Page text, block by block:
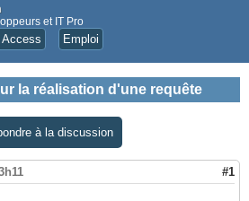
et IT Pro
Access Emploi
la réalisation d'une requête
à la discussion
#1